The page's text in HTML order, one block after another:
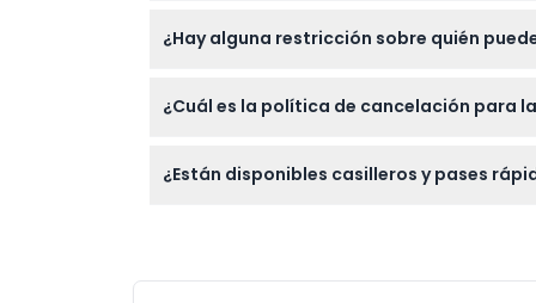
impermeable si lo prefiere. No olvide
¿Hay alguna restricción sobre quién
deben estar acompañados por un adulto,
¿Cuál es la política de cancelación para
¿Están disponibles casilleros y pases